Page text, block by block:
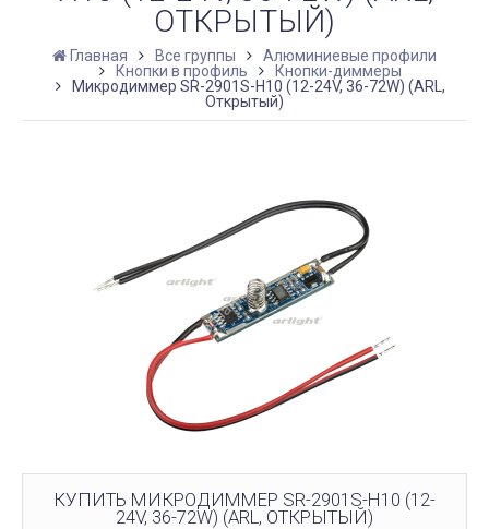
ОТКРЫТЫЙ)
Главная Все группы
Алюминиевые профили
Кнопки в профиль
Кнопки-диммеры
Микродиммер SR-2901S-H10 (12-24V, 36-72W) (ARL,
Открытый)
КУПИТЬ МИКРОДИММЕР SR-2901S-H10 (12-
24V, 36-72W) (ARL, ОТКРЫТЫЙ)